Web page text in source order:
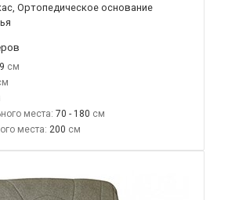
Ортопедическое основание
места: 70 - 180
места: 200